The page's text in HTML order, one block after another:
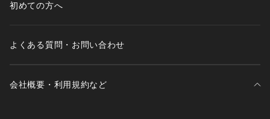
初めての方へ
よくある質問・お問い合わせ
会社概要・利用規約など